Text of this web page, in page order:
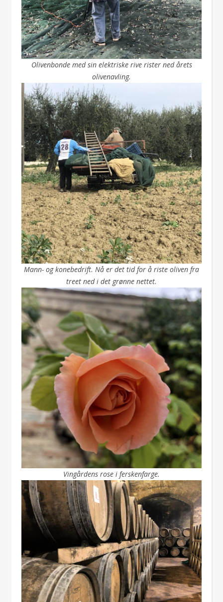
Olivenbonde med sin elektriske rive rister ned årets
olivenavling.
Mann- og konebedrift. Nå er det tid for å riste oliven fra
treet ned i det grønne nettet.
Vingårdens rose i ferskenfarge.